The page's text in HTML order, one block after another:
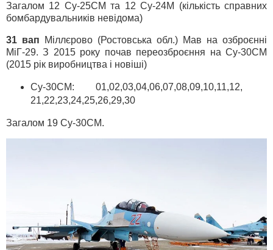
Загалом 12 Су-25СМ та 12 Су-24М (кількість справних
бомбардувальників невідома)
31 вап Міллєрово (Ростовська обл.) Мав на озброєнні
МіГ-29. З 2015 року почав переозброєння на Су-30СМ
(2015 рік виробництва і новіші)
Су-30СМ: 01,02,03,04,06,07,08,09,10,11,12,
21,22,23,24,25,26,29,30
Загалом 19 Су-30СМ.